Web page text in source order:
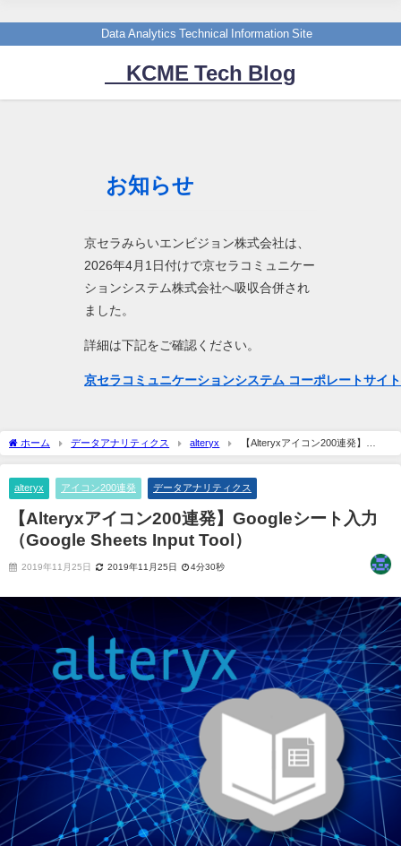
Data Analytics Technical Information Site
KCME Tech Blog
お知らせ
京セラみらいエンビジョン株式会社は、
2026年4月1日付けで京セラコミュニケー
ションシステム株式会社へ吸収合併され
ました。
詳細は下記をご確認ください。
京セラコミュニケーションシステム コーポレートサイ
ホーム データアナリティクス alteryx
【Alteryxアイコン200連発】
Googleシート入力（Google Sheets Input Tool）
alteryx アイコン200連発 データアナリティクス
【Alteryxアイコン200連発】Googleシート入力
（Google Sheets Input Tool）
2019年11月25日 2019年11月25日 4分30秒